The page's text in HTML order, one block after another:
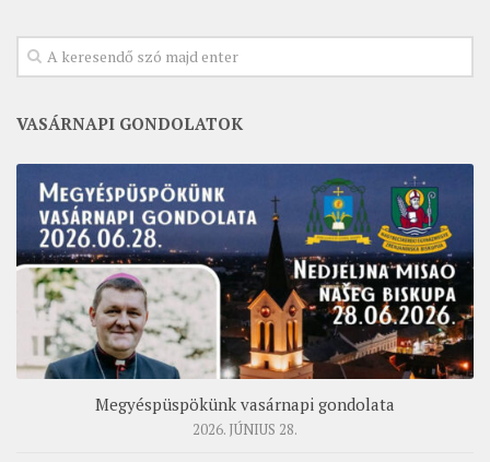
VASÁRNAPI GONDOLATOK
Megyéspüspökünk vasárnapi gondolata
2026. JÚNIUS 28.